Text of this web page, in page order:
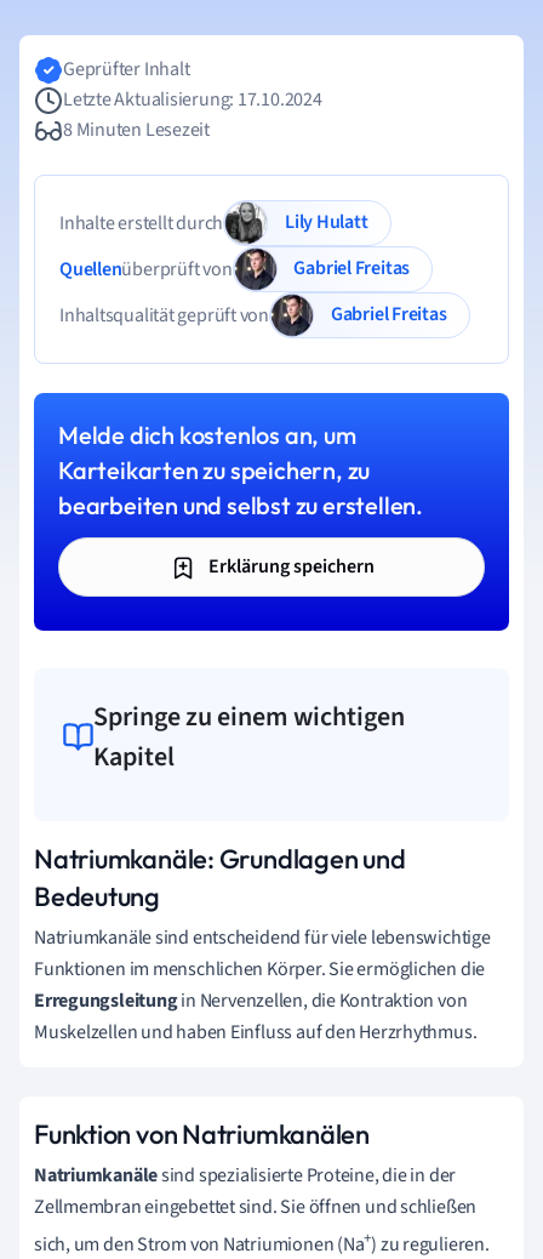
Geprüfter Inhalt
Letzte Aktualisierung: 17.10.2024
8 Minuten Lesezeit
Inhalte erstellt durch
Lily Hulatt
Quellenüberprüft von
Gabriel Freitas
Inhaltsqualität geprüft von
Gabriel Freitas
Melde dich kostenlos an, um
Karteikarten zu speichern, zu
bearbeiten und selbst zu erstellen.
Erklärung speichern
Springe zu einem wichtigen
Kapitel
Natriumkanäle: Grundlagen und
Bedeutung
Natriumkanäle sind entscheidend für viele lebenswichtige
Funktionen im menschlichen Körper. Sie ermöglichen die
Erregungsleitungin Nervenzellen, die Kontraktion von
Muskelzellen und haben Einfluss auf den Herzrhythmus.
Funktion von Natriumkanälen
Natriumkanälesind spezialisierte Proteine, die in der
Zellmembran eingebettet sind. Sie öffnen und schließen
sich, um den Strom von Natriumionen (Na+) zu regulieren.